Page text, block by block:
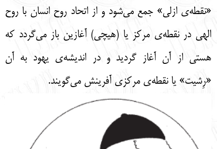
«نقطه‌ی ازلی» جمع می‌شود و از اتحاد روح انسان با روح
الهی در نقطه‌ی مرکز یا (هیچی) آغازین باز می‌گردد که
هستی از آن آغاز گردید و در اندیشه‌ی یهود به آن
«رِشیت» یا نقطه‌ی مرکزی آفرینش می‌گویند.